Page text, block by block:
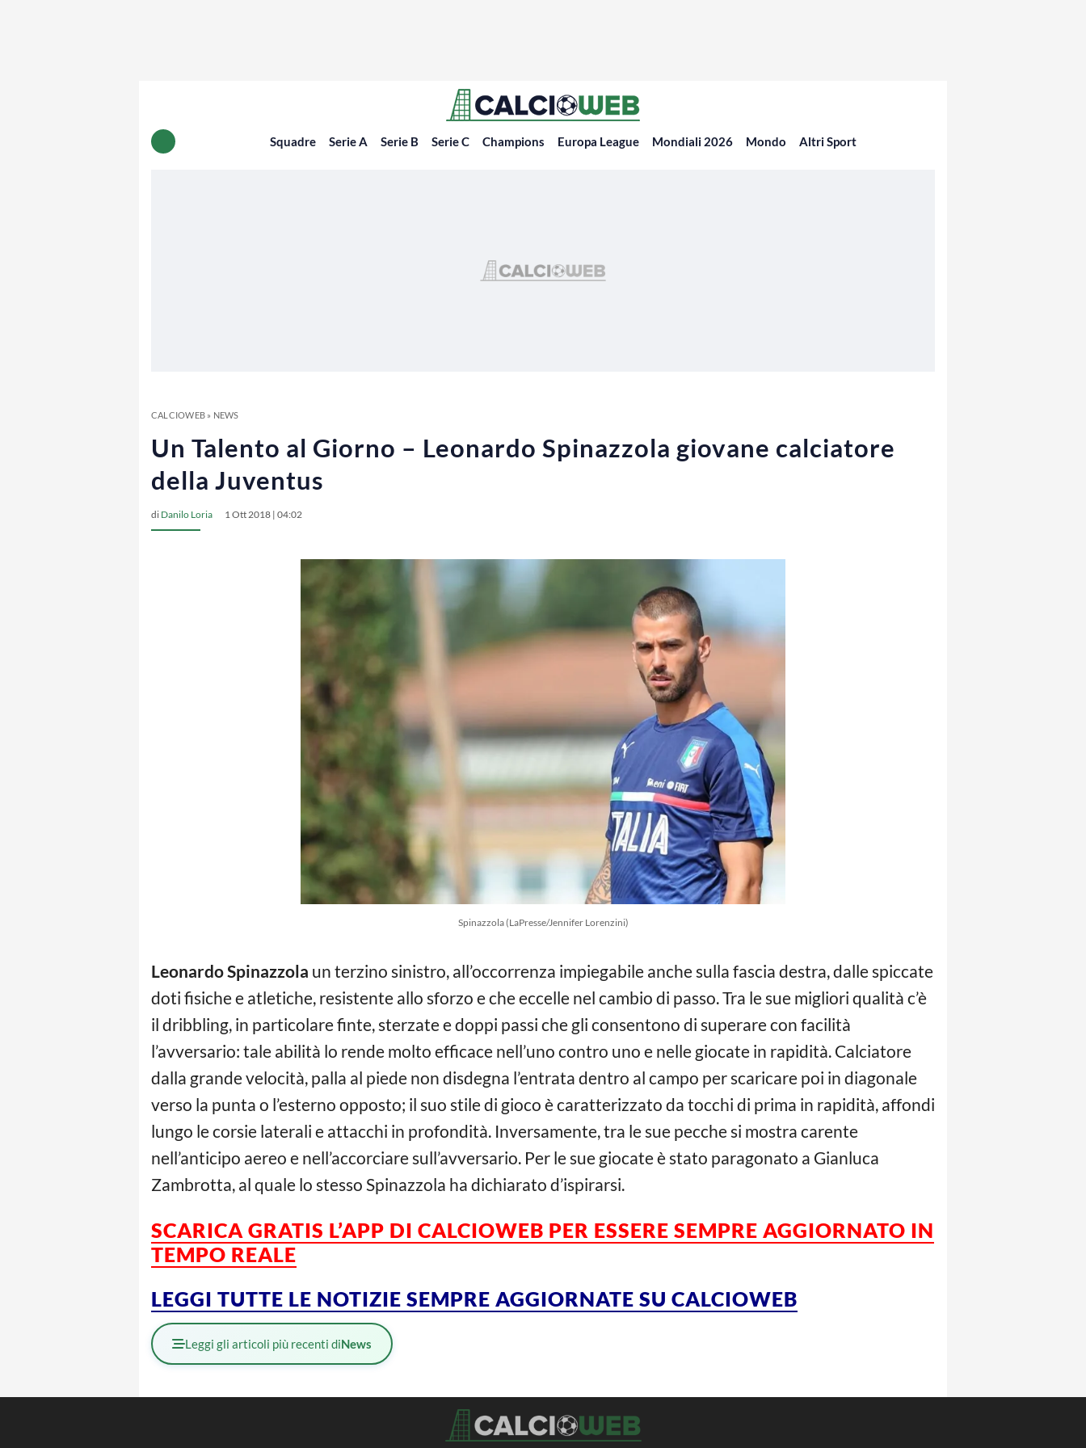
Squadre Serie A Serie B Serie C Champions Europa League Mondiali 2026 Mondo Altri Sport
CALCIOWEB» NEWS
Un Talento al Giorno – Leonardo Spinazzola giovane calciatore
della Juventus
di Danilo Loria 1 Ott 2018 | 04:02
Spinazzola (LaPresse/Jennifer Lorenzini)
Leonardo Spinazzola un terzino sinistro, all’occorrenza impiegabile anche sulla fascia destra, dalle spiccate
doti fisiche e atletiche, resistente allo sforzo e che eccelle nel cambio di passo. Tra le sue migliori qualità c’è
il dribbling, in particolare finte, sterzate e doppi passi che gli consentono di superare con facilità
l’avversario: tale abilità lo rende molto efficace nell’uno contro uno e nelle giocate in rapidità. Calciatore
dalla grande velocità, palla al piede non disdegna l’entrata dentro al campo per scaricare poi in diagonale
verso la punta o l’esterno opposto; il suo stile di gioco è caratterizzato da tocchi di prima in rapidità, affondi
lungo le corsie laterali e attacchi in profondità. Inversamente, tra le sue pecche si mostra carente
nell’anticipo aereo e nell’accorciare sull’avversario. Per le sue giocate è stato paragonato a Gianluca
Zambrotta, al quale lo stesso Spinazzola ha dichiarato d’ispirarsi.
SCARICA GRATIS L’APP DI CALCIOWEB PER ESSERE SEMPRE AGGIORNATO IN
TEMPO REALE
LEGGI TUTTE LE NOTIZIE SEMPRE AGGIORNATE SU CALCIOWEB
Leggi gli articoli più recenti diNews